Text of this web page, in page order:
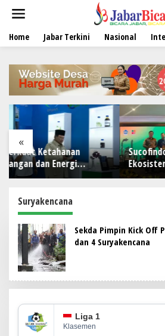
t
Home Jabar Terkini Nasional
«
Sucofindo Perkuat
Ekosistem Sawit
Berkelanjutan melalui
Suryakencana
Sekda Pimpin Kick Off
dan 4 Suryakencana
Liga 1
Klasemen